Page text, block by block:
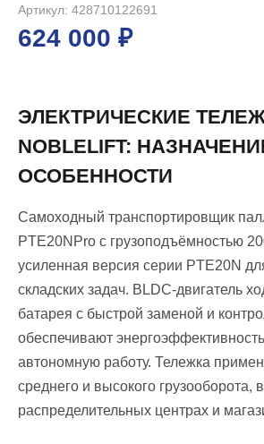
Артикул: 428710122691
624 000 ₽
ЭЛЕКТРИЧЕСКИЕ
NOBLELIFT:
ОСОБЕННОСТИ
Самоходный транспортировщик
PTE20NPro с грузоподъёмностью
усиленная версия серии PTE20N
складских задач. BLDC-двигатель
батарея с быстрой заменой и
обеспечивают
автономную работу. Тележка
среднего и высокого грузооборота, в
распределительных центрах и